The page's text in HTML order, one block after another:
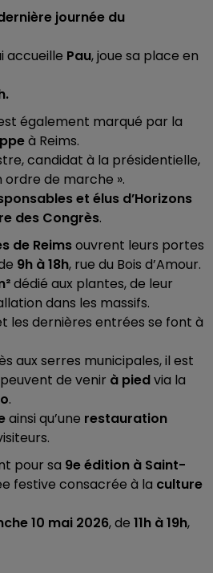
journée du
accueille Pau, joue sa place en
également marqué par la
à Reims.
candidat à la présidentielle,
de marche ».
et élus d’Horizons
des Congrès.
de Reimsouvrent leurs portes
9h à 18h, rue du Bois d’Amour.
dédié aux plantes, de leur
dans les massifs.
les dernières entrées se font à
aux serres municipales, il est
de venir à piedvia la
.
ainsi qu’une restauration
pour sa 9e édition à Saint-
festive consacrée à la culture
10 mai 2026, de 11h à 19h,